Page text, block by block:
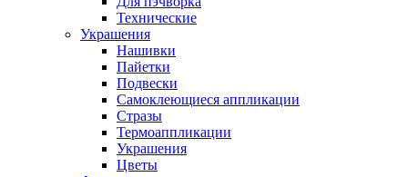
Технические
Украшения
Нашивки
Пайетки
Подвески
Самоклеющиеся аппликации
Стразы
Термоаппликации
Украшения
Цветы